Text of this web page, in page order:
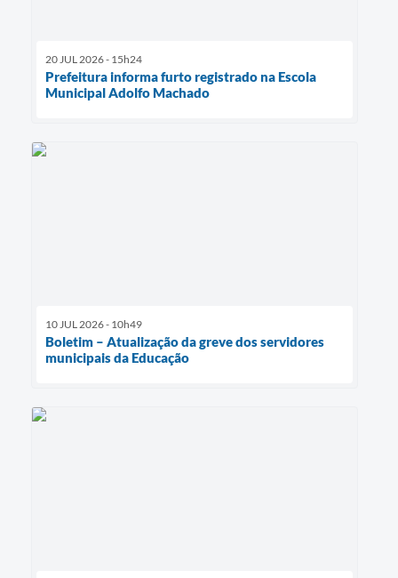
20 JUL 2026 - 15h24
Prefeitura informa furto registrado na Escola
Municipal Adolfo Machado
10 JUL 2026 - 10h49
Boletim – Atualização da greve dos servidores
municipais da Educação